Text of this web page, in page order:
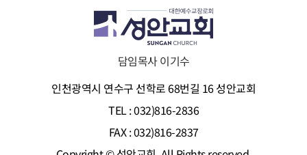
담임목사 이기수
인천광역시 연수구 선학로 68번길 16 성안교회
TEL : 032)816-2836
FAX : 032)816-2837